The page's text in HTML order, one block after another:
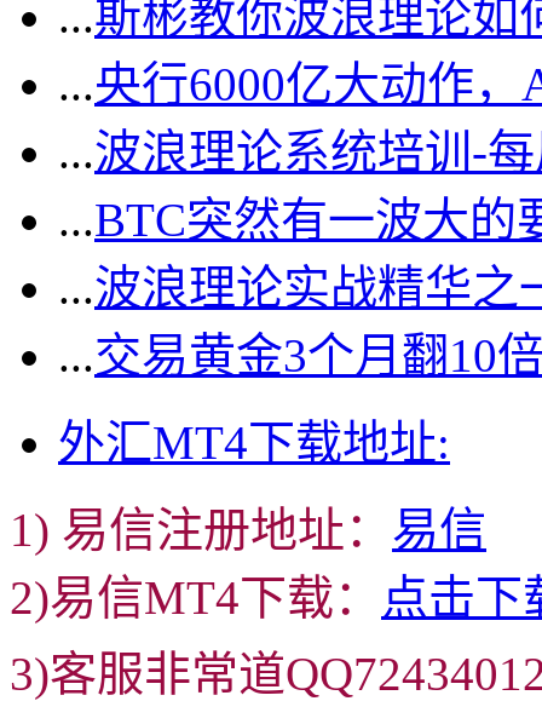
...斯彬教你波浪理论如
...央行6000亿大动作
...波浪理论系统培训-
...BTC突然有一波大的
...波浪理论实战精华
...交易黄金3个月翻10
外汇MT4下载地址:
1) 易信注册地址： 易信
2)易信MT4下载： 点击下
3)客服非常道